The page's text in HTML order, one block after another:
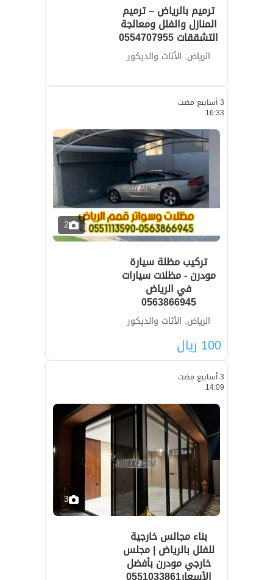
ترميم بالرياض – ترميم
المنازل والفلل ومعالجة
التشققات 0554707955
الرياض, الأثاث والديكور
3 أسابيع مضت
16:33
2
تركيب مظلة سيارة
مودرن - مظلات سيارات
في الرياض
0563866945
الرياض, الأثاث والديكور
100 ريال
3 أسابيع مضت
14:09
3
بناء مجالس خارجية
للفلل بالرياض | مجلس
خارجي مودرن بأفضل